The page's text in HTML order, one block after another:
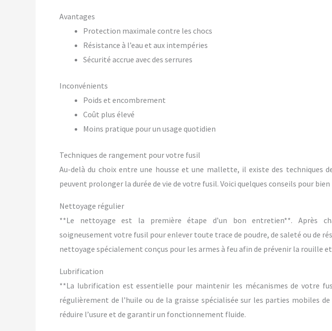
Avantages
Protection maximale contre les chocs
Résistance à l’eau et aux intempéries
Sécurité accrue avec des serrures
Inconvénients
Poids et encombrement
Coût plus élevé
Moins pratique pour un usage quotidien
Techniques de rangement pour votre fusil
Au-delà du choix entre une housse et une mallette, il existe des techniques
peuvent prolonger la durée de vie de votre fusil. Voici quelques conseils pour
Nettoyage régulier
**Le nettoyage est la première étape d’un bon entretien**. Après
soigneusement votre fusil pour enlever toute trace de poudre, de saleté ou de
nettoyage spécialement conçus pour les armes à feu afin de prévenir la rouille
Lubrification
**La lubrification est essentielle pour maintenir les mécanismes de votre
régulièrement de l’huile ou de la graisse spécialisée sur les parties mobiles
réduire l’usure et de garantir un fonctionnement fluide.